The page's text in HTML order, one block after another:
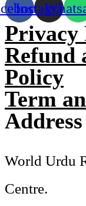
Instagram
Privacy
Refund
Policy
Term
Address
World Urdu
Centre.